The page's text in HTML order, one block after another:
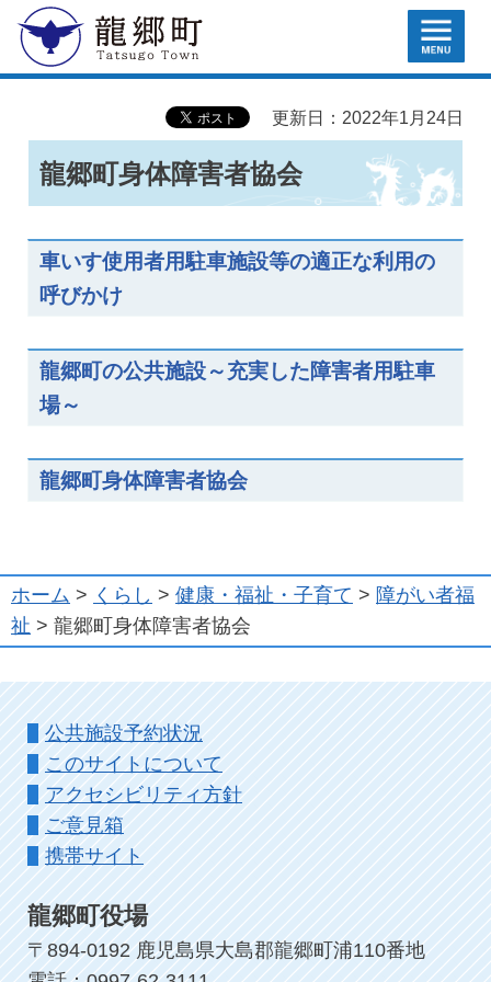
龍郷町 MENU
更新日：2022年1月24日
龍郷町身体障害者協会
車いす使用者用駐車施設等の適正な利用の
呼びかけ
龍郷町の公共施設～充実した障害者用駐車
場～
龍郷町身体障害者協会
ホーム > くらし > 健康・福祉・子育て > 障がい者福
祉 > 龍郷町身体障害者協会
公共施設予約状況
このサイトについて
アクセシビリティ方針
ご意見箱
携帯サイト
龍郷町役場
〒894-0192 鹿児島県大島郡龍郷町浦110番地